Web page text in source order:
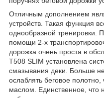
Отличным дополнением
устройств. Такая функция
однообразной тренировки.
помощи 2-х
дорожка очень проста в
T508 SLIM установлена
смазывания деки. Больше
ослаблять беговое
маслом. Единственное, что